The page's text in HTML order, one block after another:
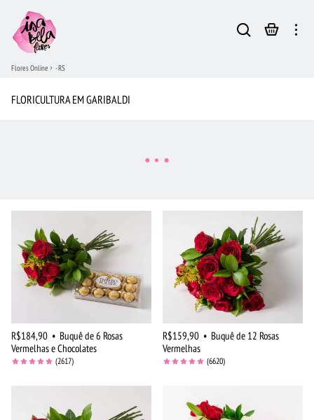
Flores Online - RS
FLORICULTURA EM GARIBALDI
R$184,90 • Buquê de 6 Rosas
Vermelhas e Chocolates
(2617)
R$159,90 • Buquê de 12 Rosas
Vermelhas
(6620)